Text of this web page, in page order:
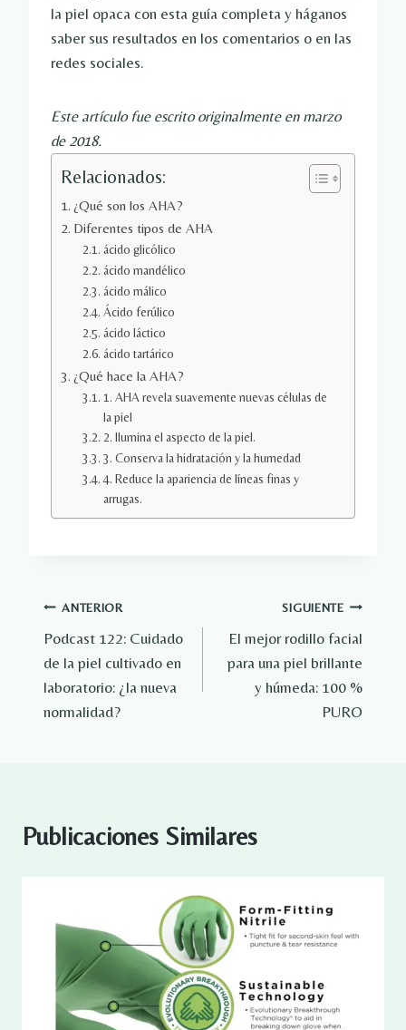
la piel opaca con esta guía completa y háganos
saber sus resultados en los comentarios o en las
redes sociales.
Este artículo fue escrito originalmente en marzo
de 2018.
Relacionados:
¿Qué son los AHA?
Diferentes tipos de AHA
ácido glicólico
ácido mandélico
ácido málico
Ácido ferúlico
ácido láctico
ácido tartárico
¿Qué hace la AHA?
1. AHA revela suavemente nuevas células de
la piel
2. Ilumina el aspecto de la piel.
3. Conserva la hidratación y la humedad
4. Reduce la apariencia de líneas finas y
arrugas.
Navegación
de
entradas
ANTERIOR
Podcast 122: Cuidado
de la piel cultivado en
laboratorio: ¿la nueva
normalidad?
SIGUIENTE
El mejor rodillo facial
para una piel brillante
y húmeda: 100 %
PURO
Publicaciones Similares